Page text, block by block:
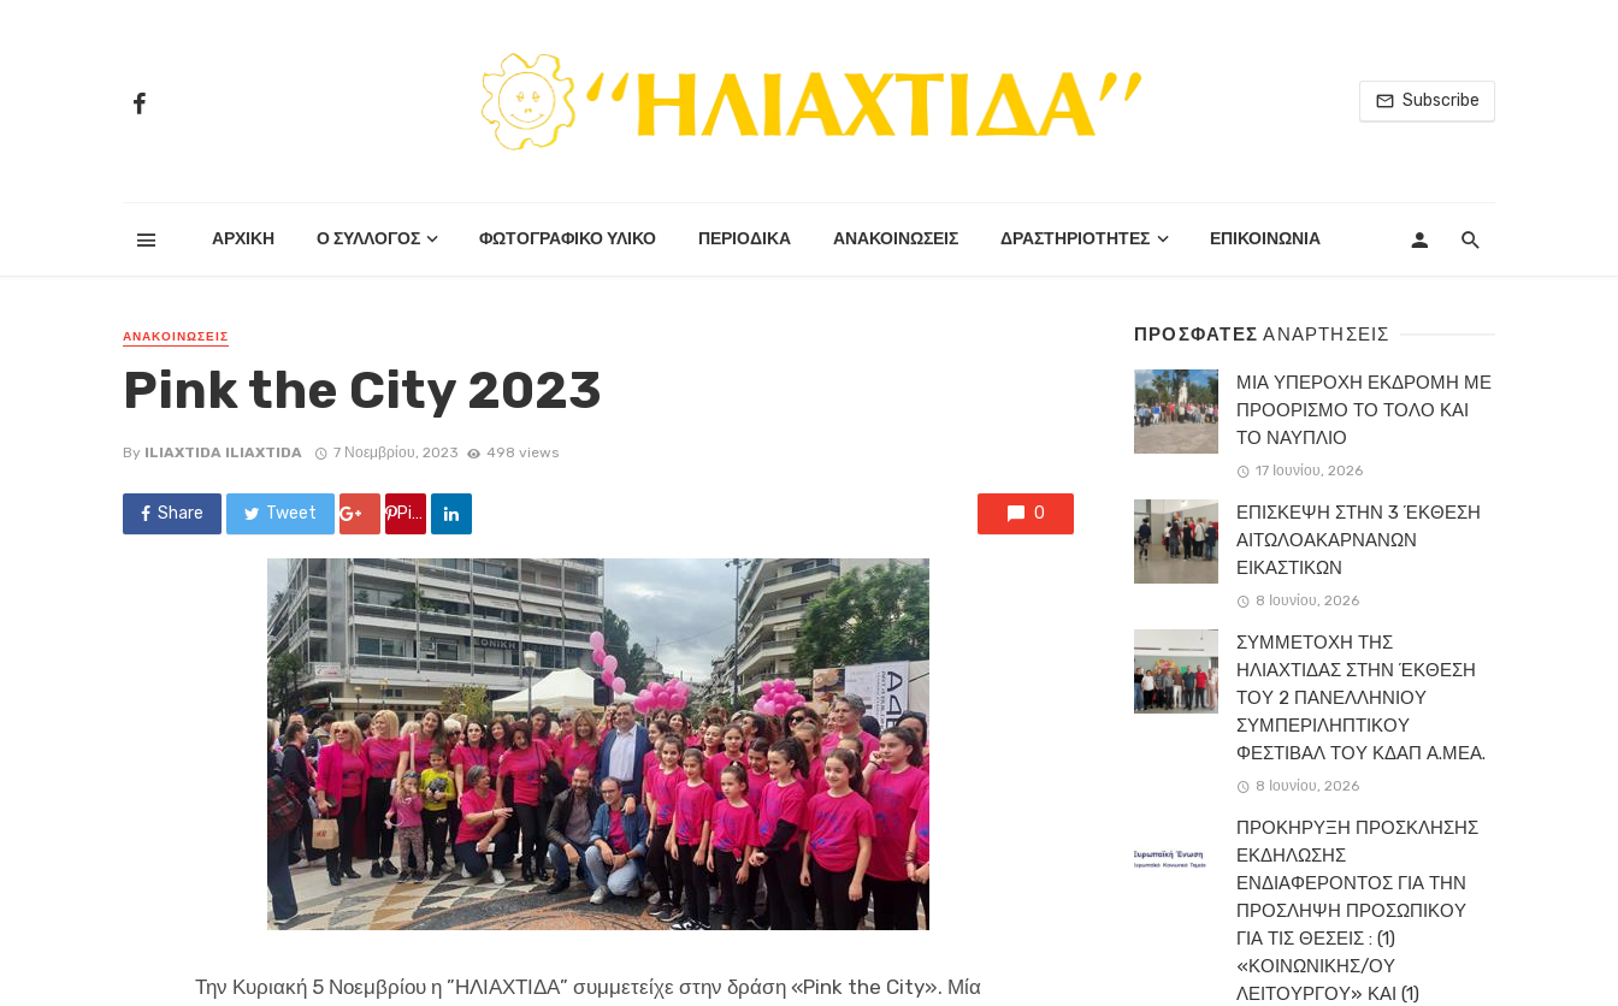
Subscribe
ΑΡΧΙΚΗ Ο ΣΥΛΛΟΓΟΣ ΦΩΤΟΓΡΑΦΙΚΟ ΥΛΙΚΟ ΠΕΡΙΟΔΙΚΆ ΑΝΑΚΟΙΝΩΣΕΙΣ ΔΡΑΣΤΗΡΙΟΤΗΤΕΣ ΕΠΙΚΟΙΝΩΝΙΑ
ΑΝΑΚΟΙΝΏΣΕΙΣ
Pink the City 2023
By ILIAXTIDA ILIAXTIDA 7 Νοεμβρίου, 2023 498 views
Share Tweet Google +
Pin it 0
Την Κυριακή 5 Νοεμβρίου η ”ΗΛΙΑΧΤΙΔΑ” συμμετείχε στην δράση «Pink the City». Μία
ΠΡΟΣΦΑΤΕΣΑΝΑΡΤΗΣΕΙΣ
ΜΙΑ ΥΠΕΡΟΧΗ ΕΚΔΡΟΜΗ ΜΕ
ΠΡΟΟΡΙΣΜΟ ΤΟ ΤΟΛΟ ΚΑΙ
ΤΟ ΝΑΥΠΛΙΟ
17 Ιουνίου, 2026
ΕΠΙΣΚΕΨΗ ΣΤΗΝ 3 ΈΚΘΕΣΗ
ΑΙΤΩΛΟΑΚΑΡΝΑΝΩΝ
ΕΙΚΑΣΤΙΚΩΝ
8 Ιουνίου, 2026
ΣΥΜΜΕΤΟΧΗ ΤΗΣ
ΗΛΙΑΧΤΙΔΑΣ ΣΤΗΝ ΈΚΘΕΣΗ
ΤΟΥ 2 ΠΑΝΕΛΛΗΝΙΟΥ
ΣΥΜΠΕΡΙΛΗΠΤΙΚΟΥ
ΦΕΣΤΙΒΑΛ ΤΟΥ ΚΔΑΠ Α.ΜΕΑ.
8 Ιουνίου, 2026
ΠΡΟΚΗΡΥΞΗ ΠΡΟΣΚΛΗΣΗΣ
ΕΚΔΗΛΩΣΗΣ
ΕΝΔΙΑΦΕΡΟΝΤΟΣ ΓΙΑ ΤΗΝ
ΠΡΟΣΛΗΨΗ ΠΡΟΣΩΠΙΚΟΥ
ΓΙΑ ΤΙΣ ΘΕΣΕΙΣ : (1)
«ΚΟΙΝΩΝΙΚΗΣ/ΟΥ
ΛΕΙΤΟΥΡΓΟΥ» ΚΑΙ (1)